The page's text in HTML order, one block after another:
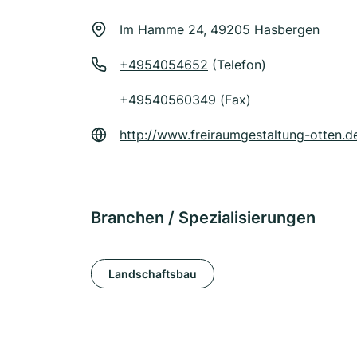
Im Hamme 24, 49205 Hasbergen
+4954054652 (Telefon)
+49540560349 (Fax)
http://www.freiraumgestaltung-
Branchen / Spezialisierungen
Landschaftsbau